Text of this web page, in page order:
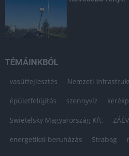
TÉMÁINKBÓL
vasútfejlesztés Nemzeti
épületfelújítás szennyvíz
Swietelsky Magyarország Kft.
energetikai beruházás Strabag